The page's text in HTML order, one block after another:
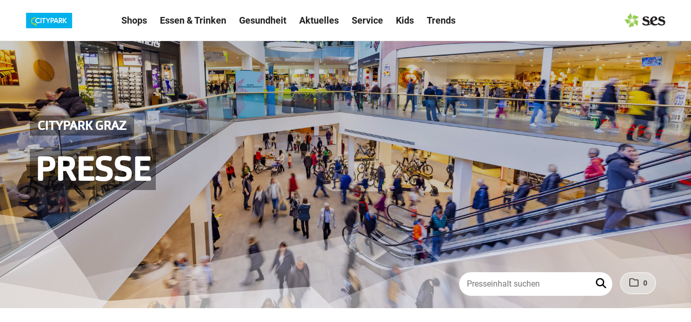
Shops Essen & Trinken Gesundheit Aktuelles Service Kids Trends
0
CITYPARK GRAZ
PRESSE